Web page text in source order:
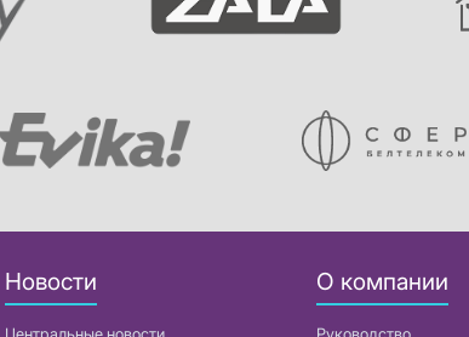
Новости О компании